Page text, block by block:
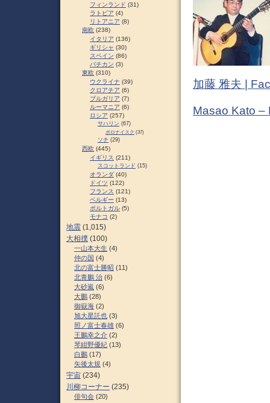
加藤 雅夫 |
Masao Kato –
フィンランド (31)
ラトビア (4)
リトアニア (8)
南欧 (238)
イタリア (136)
ギリシャ (30)
スペイン (86)
バチカン (3)
東欧 (310)
ウクライナ (39)
クロアチア (6)
ブルガリア (7)
ルーマニア (6)
ロシア (257)
サハリン (67)
ポロナイスク (37)
ソチ (29)
西欧 (445)
イギリス (211)
スコットランド (15)
オランダ (40)
ドイツ (122)
フランス (121)
ベルギー (13)
ポルトガル (5)
モナコ (2)
地震 (1,015)
大相撲 (100)
一山本大生 (4)
仲の国 (4)
北の富士勝昭 (11)
北青鵬 治 (6)
大砂嵐 (6)
大鵬 (28)
御嶽海 (2)
旭大星託也 (3)
照ノ富士春雄 (6)
王鵬幸之介 (2)
琴紺野優紀 (13)
白鵬 (17)
矢後太規 (4)
宇宙 (234)
川柳コーナー (235)
俳句会 (20)